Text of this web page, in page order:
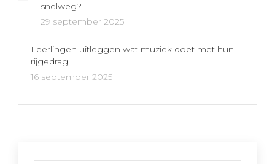
snelweg?
29 september 2025
Leerlingen uitleggen wat muziek doet met hun
rijgedrag
16 september 2025